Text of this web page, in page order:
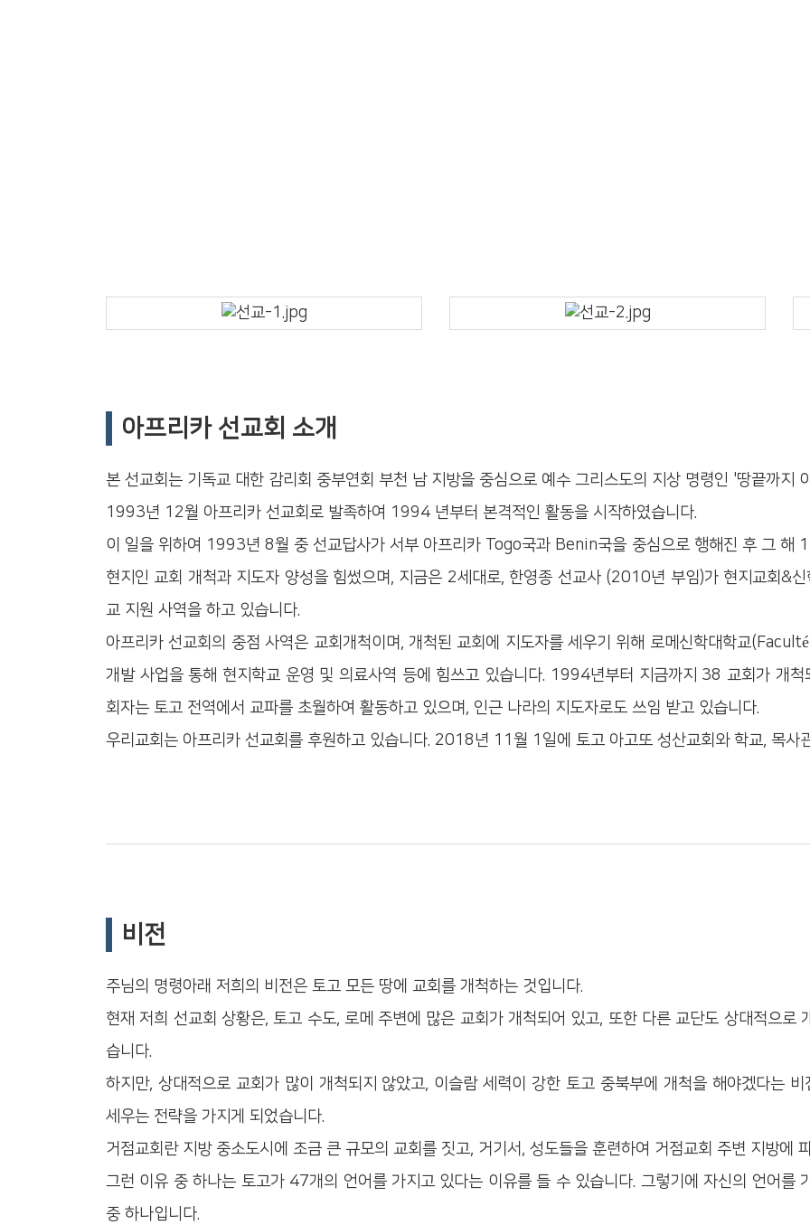
아프리카 선교회 소개
본 선교회는 기독교 대한 감리회 중부연회 부천 남 지방을 중심으로 예수 그리스도의 지상 명령인 '땅끝까지
1993년 12월 아프리카 선교회로 발족하여 1994 년부터 본격적인 활동을 시작하였습니다.
이 일을 위하여 1993년 8월 중 선교답사가 서부 아프리카 Togo국과 Benin국을 중심으로 행해진 후 그 해
현지인 교회 개척과 지도자 양성을 힘썼으며, 지금은 2세대로, 한영종 선교사 (2010년 부임)가 현지교회&
교 지원 사역을 하고 있습니다.
아프리카 선교회의 중점 사역은 교회개척이며, 개척된 교회에 지도자를 세우기 위해 로메신학대학교
개발 사업을 통해 현지학교 운영 및 의료사역 등에 힘쓰고 있습니다. 1994년부터 지금까지 38 교회가 개
회자는 토고 전역에서 교파를 초월하여 활동하고 있으며, 인근 나라의 지도자로도 쓰임 받고 있습니다.
우리교회는 아프리카 선교회를 후원하고 있습니다. 2018년 11월 1일에 토고 아고또 성산교회와 학교, 목사
비전
주님의 명령아래 저희의 비전은 토고 모든 땅에 교회를 개척하는 것입니다.
현재 저희 선교회 상황은, 토고 수도, 로메 주변에 많은 교회가 개척되어 있고, 또한 다른 교단도 상대적으로
습니다.
하지만, 상대적으로 교회가 많이 개척되지 않았고, 이슬람 세력이 강한 토고 중북부에 개척을 해야겠다는
세우는 전략을 가지게 되었습니다.
거점교회란 지방 중소도시에 조금 큰 규모의 교회를 짓고, 거기서, 성도들을 훈련하여 거점교회 주변 지방에
그런 이유 중 하나는 토고가 47개의 언어를 가지고 있다는 이유를 들 수 있습니다. 그렇기에 자신의 언어를
중 하나입니다.